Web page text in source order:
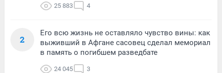
25 883 4
2
Его всю жизнь не оставляло чувство вины: как
выживший в Афгане сасовец сделал мемориал
в память о погибшем разведбате
24 045 3